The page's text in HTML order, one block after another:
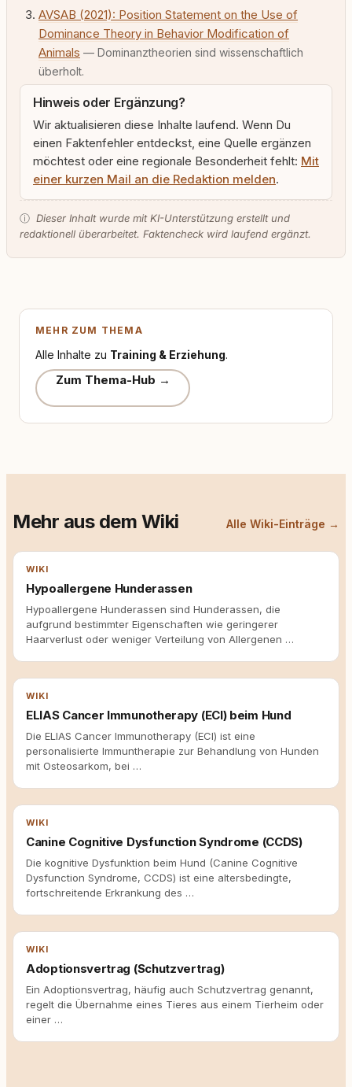
AVSAB (2021): Position Statement on the Use of
Dominance Theory in Behavior Modification of
Animals — Dominanztheorien sind wissenschaftlich
überholt.
Hinweis oder Ergänzung?
Wir aktualisieren diese Inhalte laufend. Wenn Du
einen Faktenfehler entdeckst, eine Quelle ergänzen
möchtest oder eine regionale Besonderheit fehlt: Mit
einer kurzen Mail an die Redaktion melden.
ⓘ Dieser Inhalt wurde mit KI-Unterstützung erstellt und
redaktionell überarbeitet. Faktencheck wird laufend ergänzt.
MEHR ZUM THEMA
Alle Inhalte zu Training & Erziehung.
Zum Thema-Hub →
Mehr aus dem Wiki Alle Wiki-Einträge →
WIKI
Hypoallergene Hunderassen
Hypoallergene Hunderassen sind Hunderassen, die
aufgrund bestimmter Eigenschaften wie geringerer
Haarverlust oder weniger Verteilung von Allergenen …
WIKI
ELIAS Cancer Immunotherapy (ECI) beim Hund
Die ELIAS Cancer Immunotherapy (ECI) ist eine
personalisierte Immuntherapie zur Behandlung von Hunden
mit Osteosarkom, bei …
WIKI
Canine Cognitive Dysfunction Syndrome (CCDS)
Die kognitive Dysfunktion beim Hund (Canine Cognitive
Dysfunction Syndrome, CCDS) ist eine altersbedingte,
fortschreitende Erkrankung des …
WIKI
Adoptionsvertrag (Schutzvertrag)
Ein Adoptionsvertrag, häufig auch Schutzvertrag genannt,
regelt die Übernahme eines Tieres aus einem Tierheim oder
einer …